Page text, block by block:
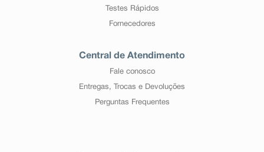
Testes Rápidos
Fornecedores
Central de Atendimento
Fale conosco
Entregas, Trocas e Devoluções
Perguntas Frequentes